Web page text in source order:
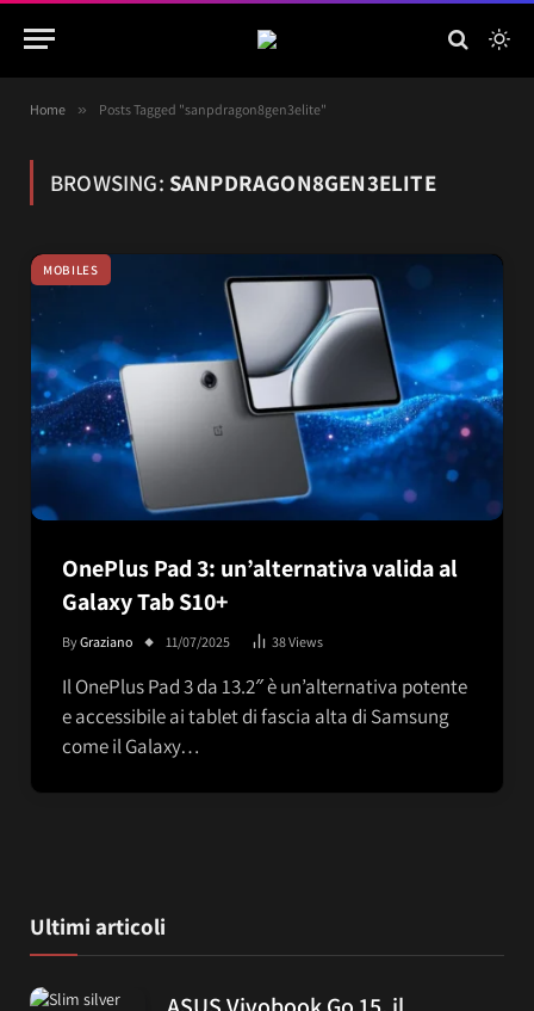
Home » Posts Tagged "sanpdragon8gen3elite"
BROWSING: SANPDRAGON8GEN3ELITE
MOBILES
OnePlus Pad 3: un’alternativa valida al
Galaxy Tab S10+
ByGraziano 11/07/2025 38Views
Il OnePlus Pad 3 da 13.2″ è un’alternativa potente
e accessibile ai tablet di fascia alta di Samsung
come il Galaxy…
Ultimi articoli